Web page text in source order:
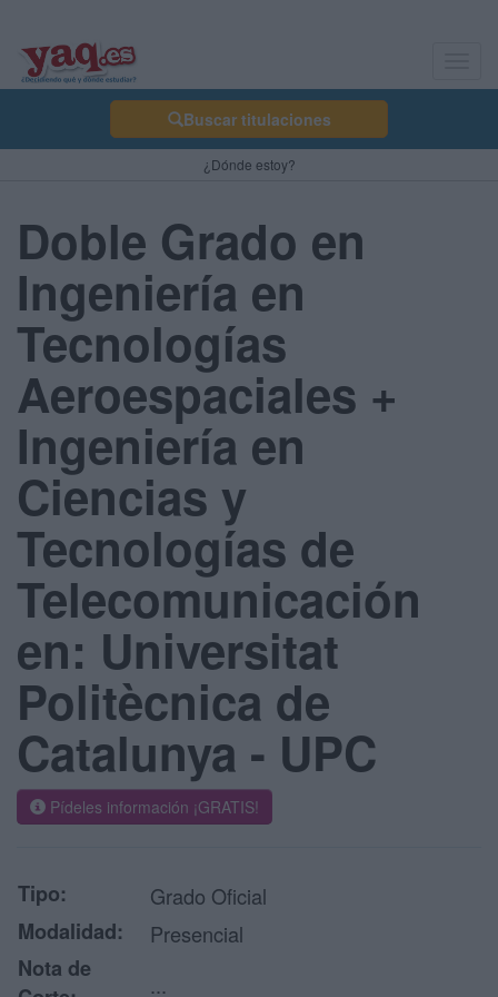
Buscar titulaciones
¿Dónde estoy?
Doble Grado en
Ingeniería en
Tecnologías
Aeroespaciales +
Ingeniería en
Ciencias y
Tecnologías de
Telecomunicación
en: Universitat
Politècnica de
Catalunya - UPC
Pídeles información ¡GRATIS!
Tipo:
Grado Oficial
Modalidad:
Presencial
Nota de
...